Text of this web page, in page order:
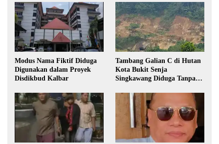
Modus Nama Fiktif Diduga
Digunakan dalam Proyek
Disdikbud Kalbar
Tambang Galian C di Hutan
Kota Bukit Senja
Singkawang Diduga Tanpa